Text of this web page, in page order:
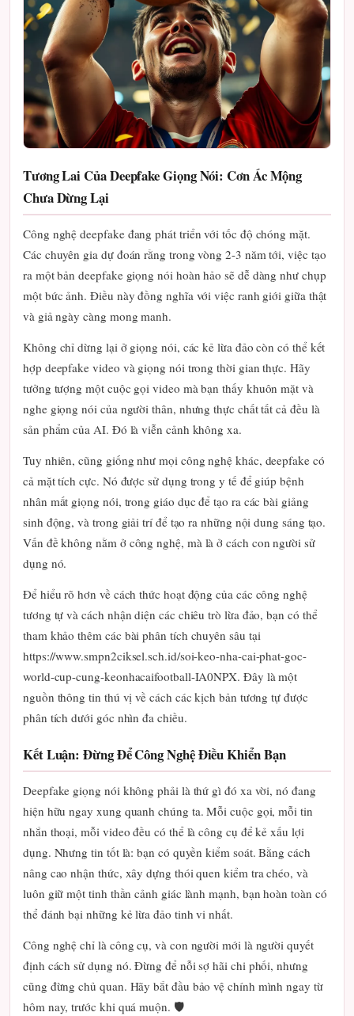
Tương Lai Của Deepfake Giọng Nói: Cơn Ác Mộng
Chưa Dừng Lại
Công nghệ deepfake đang phát triển với tốc độ chóng mặt.
Các chuyên gia dự đoán rằng trong vòng 2-3 năm tới, việc tạo
ra một bản deepfake giọng nói hoàn hảo sẽ dễ dàng như chụp
một bức ảnh. Điều này đồng nghĩa với việc ranh giới giữa thật
và giả ngày càng mong manh.
Không chỉ dừng lại ở giọng nói, các kẻ lừa đảo còn có thể kết
hợp deepfake video và giọng nói trong thời gian thực. Hãy
tưởng tượng một cuộc gọi video mà bạn thấy khuôn mặt và
nghe giọng nói của người thân, nhưng thực chất tất cả đều là
sản phẩm của AI. Đó là viễn cảnh không xa.
Tuy nhiên, cũng giống như mọi công nghệ khác, deepfake có
cả mặt tích cực. Nó được sử dụng trong y tế để giúp bệnh
nhân mất giọng nói, trong giáo dục để tạo ra các bài giảng
sinh động, và trong giải trí để tạo ra những nội dung sáng tạo.
Vấn đề không nằm ở công nghệ, mà là ở cách con người sử
dụng nó.
Để hiểu rõ hơn về cách thức hoạt động của các công nghệ
tương tự và cách nhận diện các chiêu trò lừa đảo, bạn có thể
tham khảo thêm các bài phân tích chuyên sâu tại
https://www.smpn2ciksel.sch.id/soi-keo-nha-cai-phat-goc-
world-cup-cung-keonhacaifootball-IA0NPX. Đây là một
nguồn thông tin thú vị về cách các kịch bản tương tự được
phân tích dưới góc nhìn đa chiều.
Kết Luận: Đừng Để Công Nghệ Điều Khiển Bạn
Deepfake giọng nói không phải là thứ gì đó xa vời, nó đang
hiện hữu ngay xung quanh chúng ta. Mỗi cuộc gọi, mỗi tin
nhắn thoại, mỗi video đều có thể là công cụ để kẻ xấu lợi
dụng. Nhưng tin tốt là: bạn có quyền kiểm soát. Bằng cách
nâng cao nhận thức, xây dựng thói quen kiểm tra chéo, và
luôn giữ một tinh thần cảnh giác lành mạnh, bạn hoàn toàn có
thể đánh bại những kẻ lừa đảo tinh vi nhất.
Công nghệ chỉ là công cụ, và con người mới là người quyết
định cách sử dụng nó. Đừng để nỗi sợ hãi chi phối, nhưng
cũng đừng chủ quan. Hãy bắt đầu bảo vệ chính mình ngay từ
hôm nay, trước khi quá muộn. 🛡️